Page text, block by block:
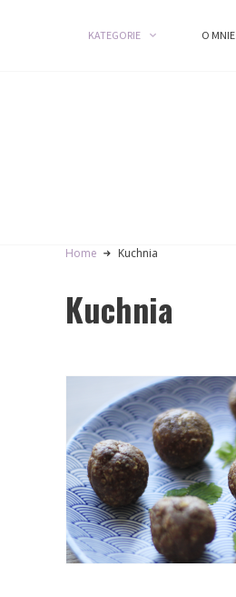
KATEGORIE O MNIE
KATEGORIE O MNIE
Home Kuchnia
Kuchnia